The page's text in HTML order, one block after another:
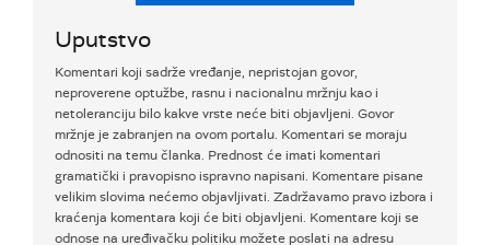
Uputstvo
Komentari koji sadrže vređanje, nepristojan govor,
neproverene optužbe, rasnu i nacionalnu mržnju kao i
netoleranciju bilo kakve vrste neće biti objavljeni. Govor
mržnje je zabranjen na ovom portalu. Komentari se moraju
odnositi na temu članka. Prednost će imati komentari
gramatički i pravopisno ispravno napisani. Komentare pisane
velikim slovima nećemo objavljivati. Zadržavamo pravo izbora i
kraćenja komentara koji će biti objavljeni. Komentare koji se
odnose na uređivačku politiku možete poslati na adresu